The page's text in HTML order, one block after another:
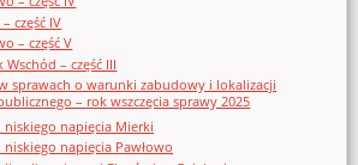
część IV
– część V
Wschód – część III
sprawach o warunki zabudowy i lokalizacji
– rok wszczęcia sprawy 2025
niskiego napięcia Mierki
niskiego napięcia Pawłowo